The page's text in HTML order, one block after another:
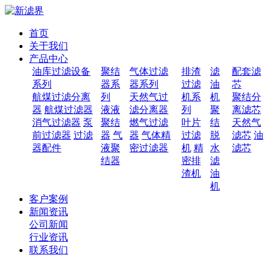
首页
关于我们
产品中心
油库过滤设备
系列
航煤过滤分离
器 航煤过滤器
消气过滤器 泵
前过滤器 过滤
器配件
聚结
器系
列
液液
聚结
器 气
液聚
结器
气体过滤
器系列
天然气过
滤分离器
燃气过滤
器 气体精
密过滤器
排渣
过滤
机系
列
叶片
过滤
机 精
密排
渣机
滤
油
机
聚
结
脱
水
滤
油
机
配套滤
芯
聚结分
离滤芯
天然气
滤芯 油
滤芯
客户案例
新闻资讯
公司新闻
行业资讯
联系我们